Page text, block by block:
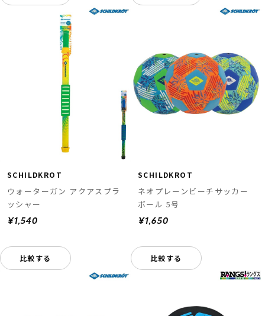
SCHILDKROT
ウォーターガン アクアスプラ
ッシャー
¥1,540
比較する
SCHILDKROT
ネオプレーンビーチサッカー
ボール 5号
¥1,650
比較する